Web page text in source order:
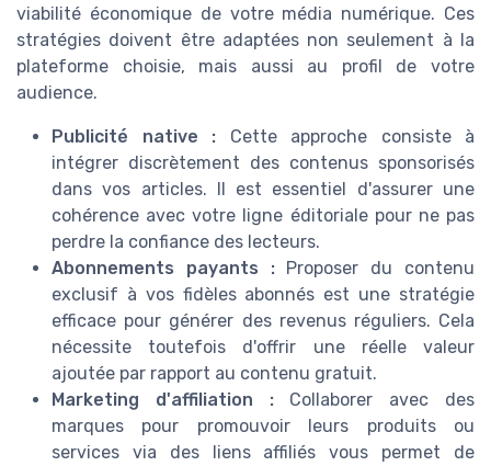
viabilité économique de votre média numérique. Ces
stratégies doivent être adaptées non seulement à la
plateforme choisie, mais aussi au profil de votre
audience.
Publicité native : Cette approche consiste à
intégrer discrètement des contenus sponsorisés
dans vos articles. Il est essentiel d'assurer une
cohérence avec votre ligne éditoriale pour ne pas
perdre la confiance des lecteurs.
Abonnements payants :Proposer du contenu
exclusif à vos fidèles abonnés est une stratégie
efficace pour générer des revenus réguliers. Cela
nécessite toutefois d'offrir une réelle valeur
ajoutée par rapport au contenu gratuit.
Marketing d'affiliation :Collaborer avec des
marques pour promouvoir leurs produits ou
services via des liens affiliés vous permet de